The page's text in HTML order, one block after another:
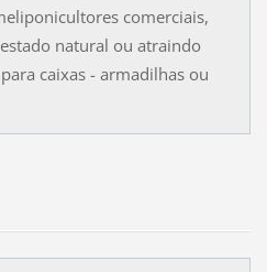
comerciais,
natural ou atraindo
caixas - armadilhas ou